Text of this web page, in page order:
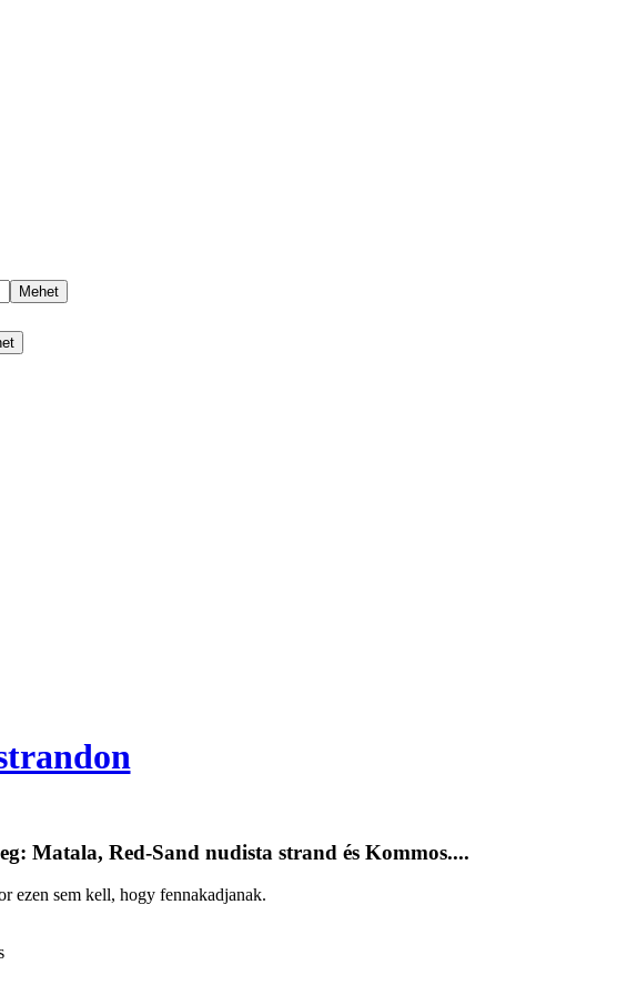
Matala, Red-Sand nudista strand és Kommos....
ezen sem kell, hogy fennakadjanak.